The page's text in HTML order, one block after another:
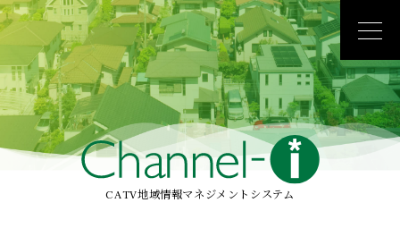
CATV地域情報マネジメントシステム